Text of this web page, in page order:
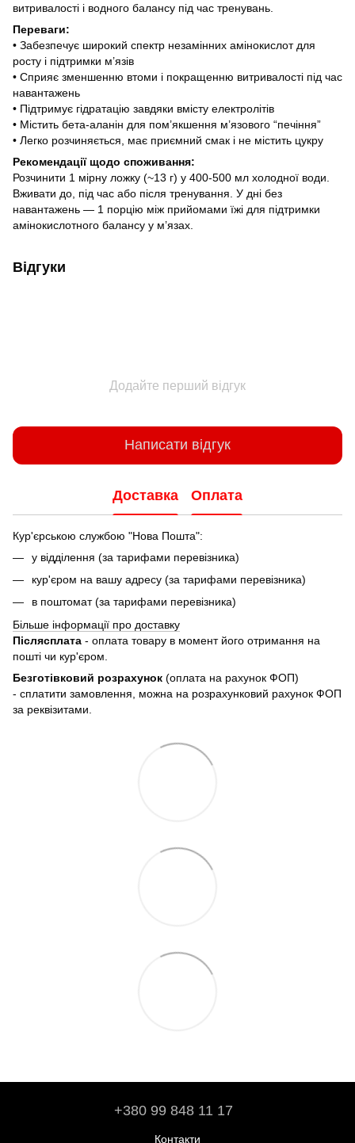
витривалості і водного балансу під час тренувань.
Переваги:
• Забезпечує широкий спектр незамінних амінокислот для
росту і підтримки м’язів
• Сприяє зменшенню втоми і покращенню витривалості під час
навантажень
• Підтримує гідратацію завдяки вмісту електролітів
• Містить бета-аланін для пом’якшення м’язового “печіння”
• Легко розчиняється, має приємний смак і не містить цукру
Рекомендації щодо споживання:
Розчинити 1 мірну ложку (~13 г) у 400-500 мл холодної води.
Вживати до, під час або після тренування. У дні без
навантажень — 1 порцію між прийомами їжі для підтримки
амінокислотного балансу у м’язах.
Відгуки
Додайте перший відгук
Написати відгук
Доставка Оплата
Кур'єрською службою "Нова Пошта":
у відділення (за тарифами перевізника)
кур'єром на вашу адресу (за тарифами перевізника)
в поштомат (за тарифами перевізника)
Більше інформації про доставку
Післясплата - оплата товару в момент його отримання на
пошті чи кур'єром.
Безготівковий розрахунок (оплата на рахунок ФОП)
- сплатити замовлення, можна на розрахунковий рахунок ФОП
за реквізитами.
+380 99 848 11 17
Контакти